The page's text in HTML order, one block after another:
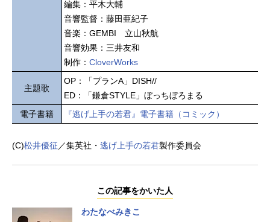
編集：平木大輔
音響監督：藤田亜紀子
音楽：GEMBI 立山秋航
音響効果：三井友和
制作： CloverWorks
主題歌
OP：「プランA」DISH//
ED：「鎌倉STYLE」ぼっちぼろまる
電子書籍
『逃げ上手の若君』電子書籍（コミック）
(C)松井優征 ／集英社・ 逃げ上手の若君製作委員会
この記事をかいた人
わたなべみきこ